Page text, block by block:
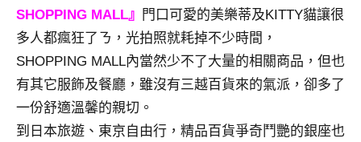
SHOPPING MALL』 門口可愛的美樂蒂及KITTY貓讓很
多人都瘋狂了ㄋ，光拍照就耗掉不少時間，
SHOPPING MALL內當然少不了大量的相關商品，但也
有其它服飾及餐廳，雖沒有三越百貨來的氣派，卻多了
一份舒適溫馨的親切。
到日本旅遊、東京自由行，精品百貨爭奇鬥艷的銀座也